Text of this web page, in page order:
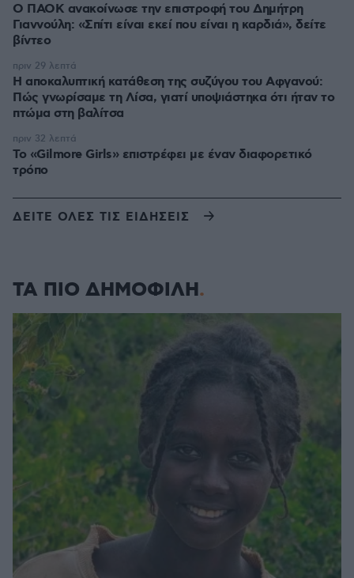
Ο ΠΑΟΚ ανακοίνωσε την επιστροφή του Δημήτρη
Γιαννούλη: «Σπίτι είναι εκεί που είναι η καρδιά», δείτε
βίντεο
Η αποκαλυπτική κατάθεση της συζύγου του Αφγανού:
Πώς γνωρίσαμε τη Λίσα, γιατί υποψιάστηκα ότι ήταν το
πτώμα στη βαλίτσα
πριν 29 λεπτά
Το «Gilmore Girls» επιστρέφει με έναν διαφορετικό
τρόπο
πριν 32 λεπτά
ΔΕΙΤΕ ΟΛΕΣ ΤΙΣ ΕΙΔΗΣΕΙΣ
ΤΑ ΠΙΟ ΔΗΜΟΦΙΛΗ